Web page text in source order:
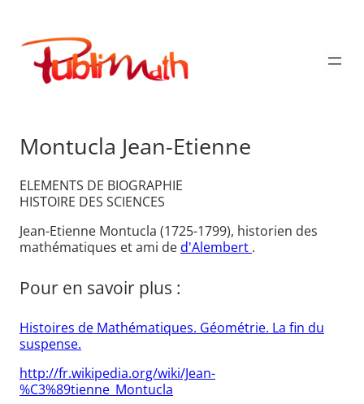
contenu
Publimath
Montucla Jean-Etienne
ELEMENTS DE BIOGRAPHIE
HISTOIRE DES SCIENCES
Jean-Etienne Montucla (1725-1799), historien des
mathématiques et ami ded'Alembert .
Pour en savoir plus :
Histoires de Mathématiques. Géométrie. La fin du
suspense.
http://fr.wikipedia.org/wiki/Jean-
%C3%89tienne_Montucla